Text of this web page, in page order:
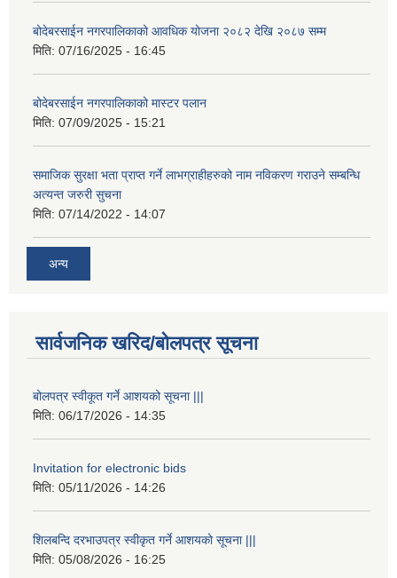
बोदेबरसाईन नगरपालिकाको आवधिक योजना २०८२ देखि २०८७ सम्म
मिति: 07/16/2025 - 16:45
बोदेबरसाईन नगरपालिकाको मास्टर पलान
मिति: 07/09/2025 - 15:21
समाजिक सुरक्षा भता प्राप्त गर्ने लाभग्राहीहरुको नाम नविकरण गराउने सम्बन्धि
अत्यन्त जरुरी सुचना
मिति: 07/14/2022 - 14:07
अन्य
सार्वजनिक खरिद/बोलपत्र सूचना
बोलपत्र स्वीकूत गर्ने आशयको सूचना |||
मिति: 06/17/2026 - 14:35
Invitation for electronic bids
मिति: 05/11/2026 - 14:26
शिलबन्दि दरभाउपत्र स्वीकृत गर्ने आशयको सूचना |||
मिति: 05/08/2026 - 16:25